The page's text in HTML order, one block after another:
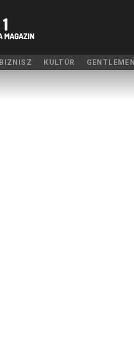
BIZNISZ KULTÚR GENTLEMEN